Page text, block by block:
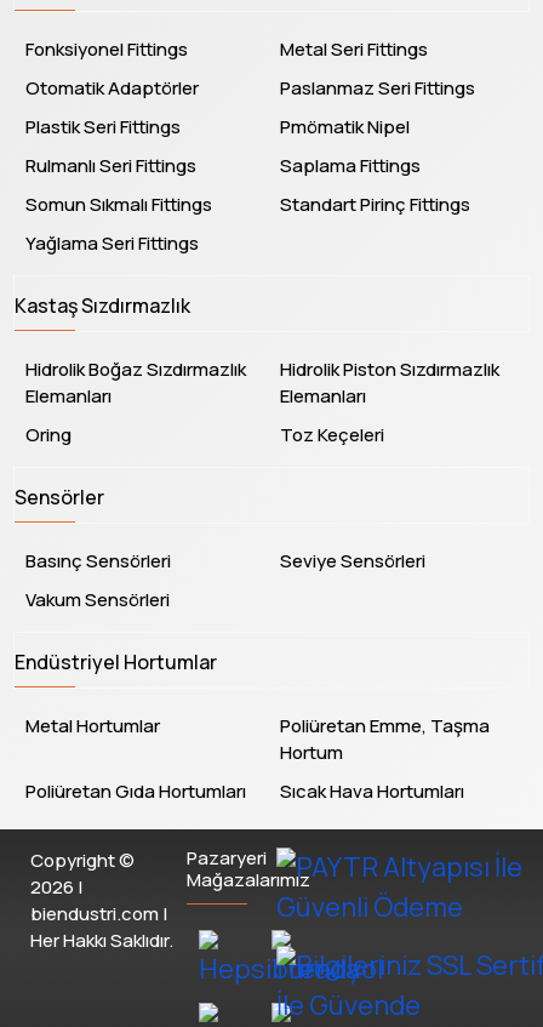
Fonksiyonel Fittings
Metal Seri Fittings
Otomatik Adaptörler
Paslanmaz Seri Fittings
Plastik Seri Fittings
Pmömatik Nipel
Rulmanlı Seri Fittings
Saplama Fittings
Somun Sıkmalı Fittings
Standart Pirinç Fittings
Yağlama Seri Fittings
Kastaş Sızdırmazlık
Hidrolik Boğaz Sızdırmazlık
Elemanları
Hidrolik Piston Sızdırmazlık
Elemanları
Oring
Toz Keçeleri
Sensörler
Basınç Sensörleri
Seviye Sensörleri
Vakum Sensörleri
Endüstriyel Hortumlar
Metal Hortumlar
Poliüretan Emme, Taşma
Hortum
Poliüretan Gıda Hortumları
Sıcak Hava Hortumları
Copyright ©
2026 |
biendustri.com |
Her Hakkı Saklıdır.
Pazaryeri
Mağazalarımız